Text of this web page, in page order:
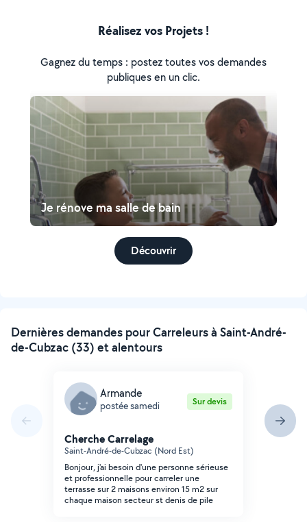
Réalisez vos Projets !
Gagnez du temps : postez toutes vos demandes
publiques en un clic.
Je rénove ma salle de bain
Découvrir
Dernières demandes pour Carreleurs à Saint-André-
de-Cubzac (33) et alentours
Armande
postée samedi Sur devis
Cherche Carrelage
Saint-André-de-Cubzac (Nord Est)
Bonjour, j'ai besoin d'une personne sérieuse
et professionnelle pour carreler une
terrasse sur 2 maisons environ 15 m2 sur
chaque maison secteur st denis de pile